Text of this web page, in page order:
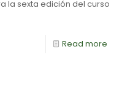
la sexta edición del curso
Read more